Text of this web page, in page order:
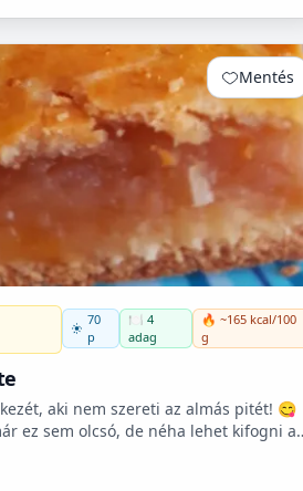
Mentés
70
p
🍽️ 4
adag
🔥 ~165 kcal/100
g
aki nem szereti az almás pitét! 😋
ez sem olcsó, de néha lehet kifogni a